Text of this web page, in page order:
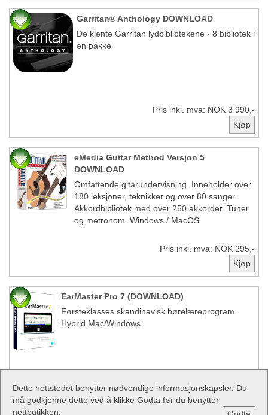
Garritan® Anthology DOWNLOAD
De kjente Garritan lydbibliotekene - 8 bibliotek i
en pakke
Pris inkl. mva: NOK 3 990,-
eMedia Guitar Method Versjon 5
DOWNLOAD
Omfattende gitarundervisning. Inneholder over
180 leksjoner, teknikker og over 80 sanger.
Akkordbibliotek med over 250 akkorder. Tuner
og metronom. Windows / MacOS.
Pris inkl. mva: NOK 295,-
EarMaster Pro 7 (DOWNLOAD)
Førsteklasses skandinavisk hørelæreprogram.
Hybrid Mac/Windows.
Pris inkl. mva: NOK 695,-
Dette nettstedet benytter nødvendige informasjonskapsler. Du
må godkjenne dette ved å klikke Godta før du benytter
nettbutikken.